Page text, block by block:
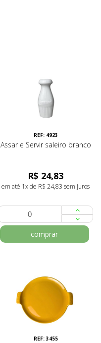
REF: 4923
Assar e Servir saleiro branco
R$ 24,83
em até 1x de R$ 24,83 sem juros
comprar
REF: 3455